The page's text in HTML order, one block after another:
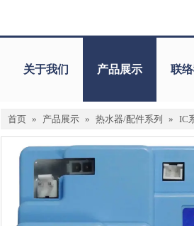
关于我们 产品展示 联
首页 » 产品展示 » 热水器/配件系列 » IC